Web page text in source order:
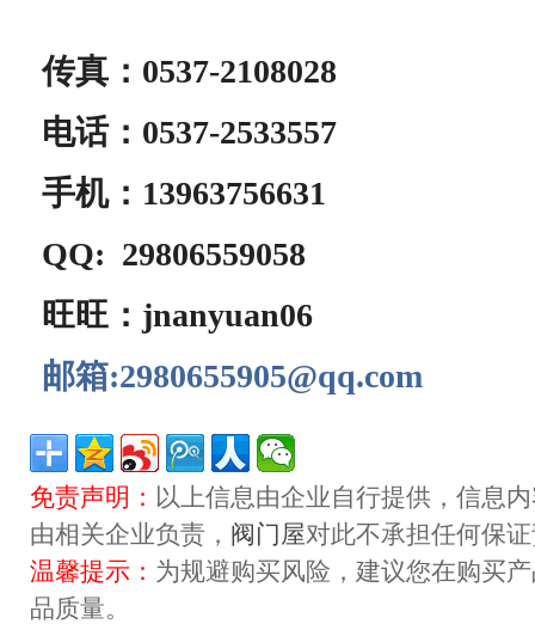
传真：0537-2108028
电话：0537-2533557
手机：13963756631
QQ: 29806559058
旺旺：jnanyuan06
邮箱:2980655905@qq.com
免责声明： 以上信息由企业自行提供，信息
由相关企业负责， 阀门屋对此不承担任何保
温馨提示： 为规避购买风险，建议您在购买
品质量。